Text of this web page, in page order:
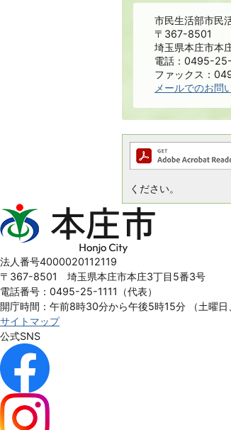
市民生活部市民
〒367-8501
埼玉県本庄市本
電話：0495-
ファックス：
メールでのお問
ください。
本
庄
Honjo
City
法人番号4000020112119
〒367-8501 埼玉県本庄市本庄3丁目5番3号
電話番号：0495-25-1111（代表）
開庁時間：午前8時30分から午後5時15分
（土曜
サイトマップ
公式SNS